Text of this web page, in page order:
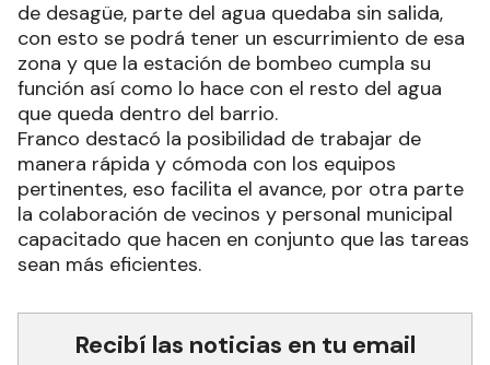
de desagüe, parte del agua quedaba sin salida,
con esto se podrá tener un escurrimiento de esa
zona y que la estación de bombeo cumpla su
función así como lo hace con el resto del agua
que queda dentro del barrio.
Franco destacó la posibilidad de trabajar de
manera rápida y cómoda con los equipos
pertinentes, eso facilita el avance, por otra parte
la colaboración de vecinos y personal municipal
capacitado que hacen en conjunto que las tareas
sean más eficientes.
Recibí las noticias en tu email